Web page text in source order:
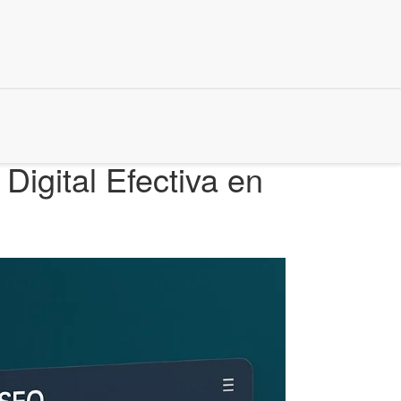
Efectiva en